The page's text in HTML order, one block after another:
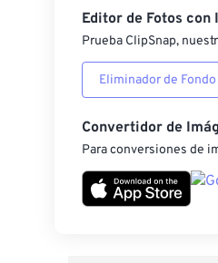
Editor de Fotos con
Prueba ClipSnap,
Eliminador de Fondo
Convertidor de
Para conversiones de